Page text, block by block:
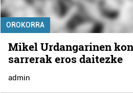
OROKORRA
Mikel Urdangarinen
sarrerak eros daitezke
admin